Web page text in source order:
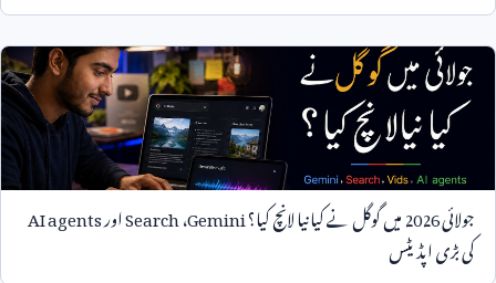
جولائی2026میں گوگل نے کیا نیا لانچ کیا؟Gemini،SearchاورAI agents
کی بڑی اپڈیٹس